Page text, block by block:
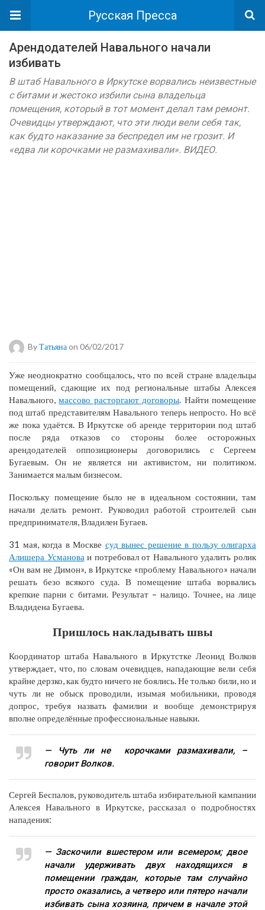
Русская Пресса
Арендодателей Навального начали
избивать
В штаб Навального в Иркутске ворвались неизвестные
с битами и жестоко избили сына владельца
помещения, который в тот момент делал там ремонт.
Очевидцы утверждают, что эти люди вели себя так,
как будто наказание за беспредел им не грозит. И
«едва ли корочками не размахивали». ВИДЕО.
ByТатьянаon 06/02/2017
Уже неоднократно сообщалось, что по всей стране владельцы
помещений, сдающие их под региональные штабы Алексея
Навального,массово расторгают договоры. Найти помещение
под штаб представителям Навального теперь непросто. Но всё
же пока удаётся. В Иркутске об аренде территории под штаб
после ряда отказов со стороны более осторожных
арендодателей оппозиционеры договорились с Сергеем
Бугаевым. Он не является ни активистом, ни политиком.
Занимается малым бизнесом.
Поскольку помещение было не в идеальном состоянии, там
начали делать ремонт. Руководил работой строителей сын
предпринимателя, Владилен Бугаев.
31 мая, когда в Москве суд вынес решение в пользу олигарха
Алишера Усманова и потребовал от Навального удалить ролик
«Он вам не Димон», в Иркутске «проблему Навального» начали
решать безо всякого суда. В помещение штаба ворвались
крепкие парни с битами. Результат – налицо. Точнее, на лице
Владидена Бугаева.
Пришлось накладывать швы
Координатор штаба Навального в Иркутстке Леонид Волков
утверждает, что, по словам очевидцев, нападающие вели себя
крайне дерзко, как будто ничего не боялись. Не только били, но и
чуть ли не обыск проводили, изымая мобильники, проводя
допрос, требуя назвать фамилии и вообще демонстрируя
вполне определённые профессиональные навыки.
— Чуть ли не корочками размахивали, –
говорит Волков.
Сергей Беспалов, руководитель штаба избирательной кампании
Алексея Навального в Иркутске, рассказал о подробностях
нападения:
— Заскочили вшестером или всемером; двое
начали удерживать двух находящихся в
помещении граждан, которые там случайно
просто оказались, а четверо или пятеро начали
избивать сына хозяина, причем в начале этой